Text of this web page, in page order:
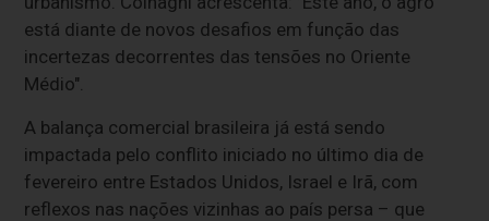
está diante de novos desafios em função das
incertezas decorrentes das tensões no Oriente
Médio".
A balança comercial brasileira já está sendo
impactada pelo conflito iniciado no último dia de
fevereiro entre Estados Unidos, Israel e Irã, com
reflexos nas nações vizinhas ao país persa – que